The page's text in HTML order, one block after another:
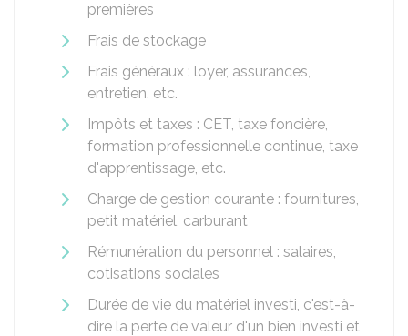
premières
Frais de stockage
Frais généraux : loyer, assurances,
entretien, etc.
Impôts et taxes : CET, taxe foncière,
formation professionnelle continue, taxe
d'apprentissage, etc.
Charge de gestion courante : fournitures,
petit matériel, carburant
Rémunération du personnel : salaires,
cotisations sociales
Durée de vie du matériel investi, c'est-à-
dire la perte de valeur d'un bien investi et